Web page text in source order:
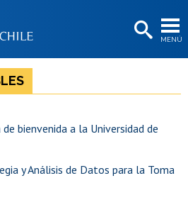
MENÚ
BIBLIOTECAS
UNIVERSIDAD
Estudiantes
bienvenida a la Universidad de
y Análisis de Datos para la Toma